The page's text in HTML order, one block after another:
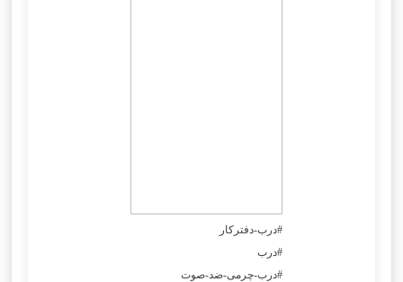
#درب-دفترکار
#درب
#درب-چرمی-ضد-صوت